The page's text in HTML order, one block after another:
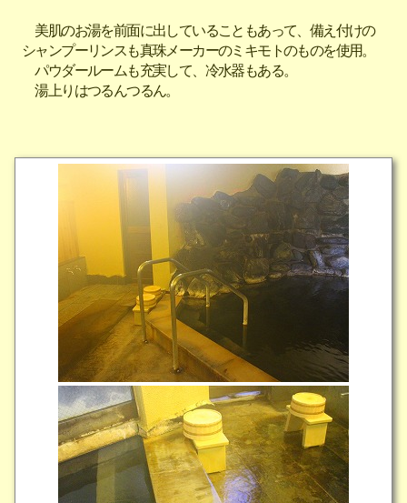
美肌のお湯を前面に出していることもあって、備え付けの
シャンプーリンスも真珠メーカーのミキモトのものを使用。
パウダールームも充実して、冷水器もある。
湯上りはつるんつるん。